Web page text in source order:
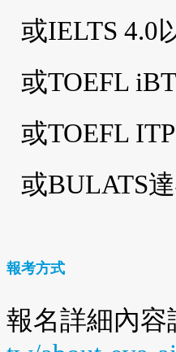
或IELTS 4.0
或TOEFL
或TOEFL
或BULATS
報考方式
報名詳細內容